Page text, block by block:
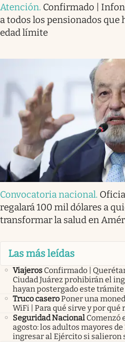
Atención. Confirmado |
a todos los pensionados que
edad límite
Convocatoria nacional.
regalará 100 mil dólares a
transformar la salud en
Las más leídas
Viajeros Confirmado |
Ciudad Juárez prohibirán el
hayan postergado este
Truco caseroPoner una
WiFi | Para qué sirve y por
Seguridad Nacional Comenzó
agosto: los adultos mayores
ingresar al Ejército si salieron